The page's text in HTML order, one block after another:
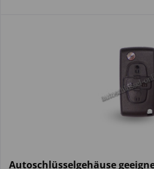
Autoschlüsselgehäuse